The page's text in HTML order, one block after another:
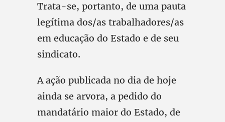
Trata-se, portanto, de uma pauta
legítima dos/as trabalhadores/as
em educação do Estado e de seu
sindicato.
A ação publicada no dia de hoje
ainda se arvora, a pedido do
mandatário maior do Estado, de